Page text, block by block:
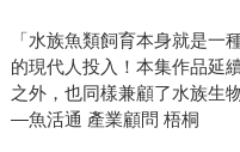
「水族魚類飼育本身就是一
的現代人投入！本集作品延
之外，也同樣兼顧了水族生
—魚活通 產業顧問 梧桐